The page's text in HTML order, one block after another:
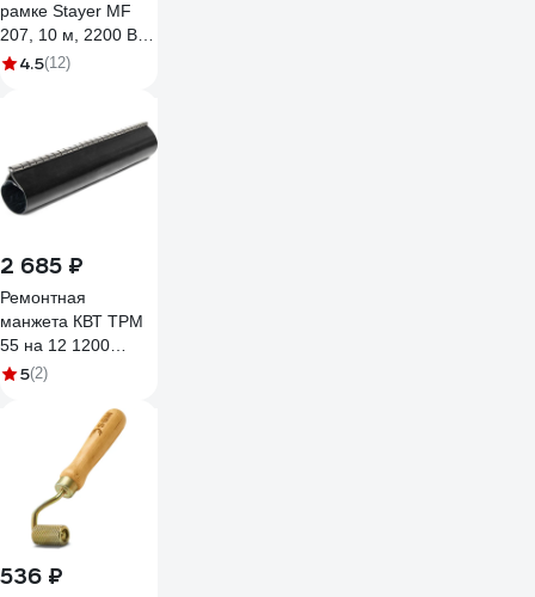
рамке Stayer MF
207, 10 м, 2200 Вт,
1 гнездо, ПВС
4.5(12)
2 685 ₽
Ремонтная
манжета КВТ ТРМ
55 на 12 1200
74810
5(2)
536 ₽